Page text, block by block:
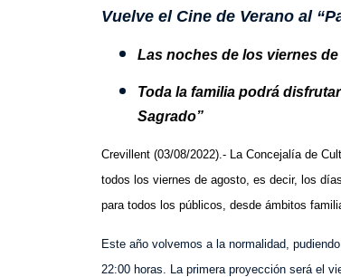
Vuelve el Cine de Verano al
Las noches de los viernes
Toda la familia podrá
Sagrado”
Crevillent (03/08/2022).- La Concejalía de
todos los viernes de agosto, es decir, los
para todos los públicos, desde ámbitos
Este año volvemos a la normalidad,
22:00 horas. La primera proyección será el